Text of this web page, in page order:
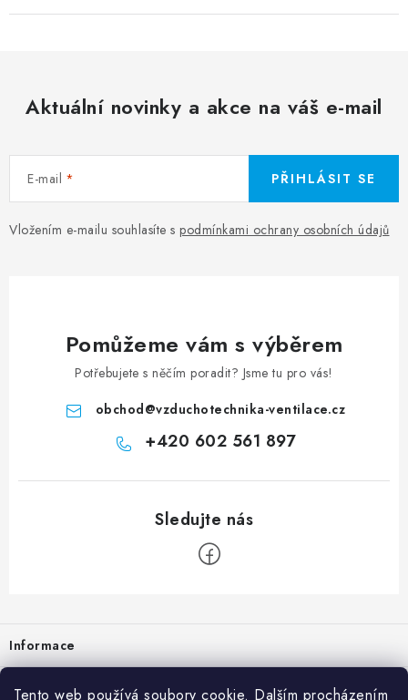
Tento web používá soubory cookie. Dalším procházením
Aktuální novinky a akce na váš e-mail
E-mail
Vložením e-mailu souhlasíte s podmínkami ochrany osobních údajů
PŘIHLÁSIT SE
Pomůžeme vám s výběrem
Potřebujete s něčím poradit? Jsme tu pro vás!
obchod@vzduchotechnika-ventilace.cz
+420 602 561 897
Informace
Prodejna